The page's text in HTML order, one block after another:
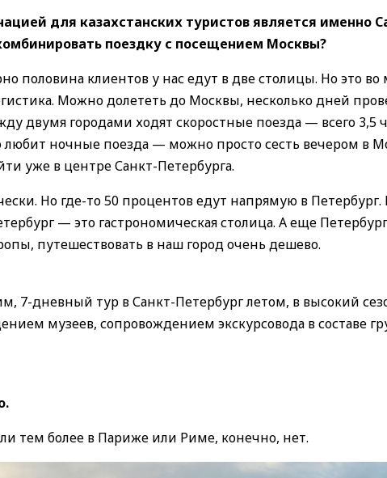
для казахстанских туристов является именно
поездку с посещением Москвы?
половина клиентов у нас едут в две столицы. Но это во
Можно долететь до Москвы, несколько дней
двумя городами ходят скоростные поезда — всего 3,5
любит ночные поезда — можно просто сесть вечером в
уже в центре Санкт-Петербурга.
Но где-то 50 процентов едут напрямую в
— это гастрономическая столица. А еще
путешествовать в наш город очень дешево.
7-дневный тур в Санкт-Петербург летом, в высокий
музеев, сопровождением экскурсовода в составе
тем более в Париже или Риме, конечно, нет.